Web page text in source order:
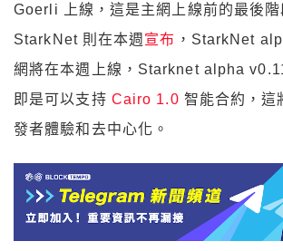
Goerli 上線，這是主網上線前的最後階
StarkNet 則在本週 宣布 ，StarkNet
網將在本週上線，Starknet alpha
即是可以支持 Cairo 1.0 智能合約，這
發者體驗和去中心化。